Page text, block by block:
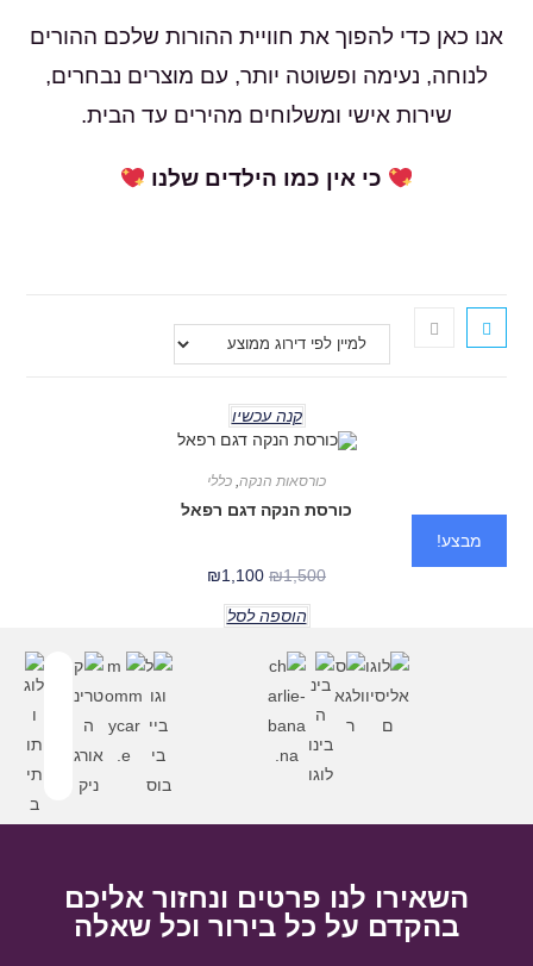
אנו כאן כדי להפוך את חוויית ההורות שלכם ההורים
לנוחה, נעימה ופשוטה יותר, עם מוצרים נבחרים,
שירות אישי ומשלוחים מהירים עד הבית.
כי אין כמו הילדים שלנו
קנה עכשיו
מבצע!
כורסאות הנקה, כללי
כורסת הנקה דגם רפאל
₪1,500
₪1,100
הוספה לסל
השאירו לנו פרטים ונחזור אליכם
בהקדם על כל בירור וכל שאלה